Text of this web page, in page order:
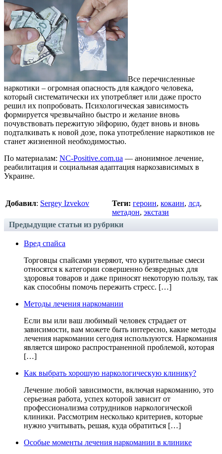
Все перечисленные
наркотики – огромная опасность для каждого человека,
который систематически их употребляет или даже просто
решил их попробовать. Психологическая зависимость
формируется чрезвычайно быстро и желание вновь
почувствовать пережитую эйфорию, будет вновь и вновь
подталкивать к новой дозе, пока употребление наркотиков не
станет жизненной необходимостью.
По материалам: NC-Positive.com.ua — анонимное лечение,
реабилитация и социальная адаптация наркозависимых в
Украине.
Добавил: Sergey Izvekov Теги: героин, кокаин, лсд,
метадон, экстази
Предыдущие статьи из рубрики
Вред спайса
Торговцы спайсами уверяют, что курительные смеси
относятся к категории совершенно безвредных для
здоровья товаров и даже приносят некоторую пользу, так
как способны помочь пережить стресс. […]
Методы лечения наркомании
Если вы или ваш любимый человек страдает от
зависимости, вам можете быть интересно, какие методы
лечения наркомании сегодня используются. Наркомания
является широко распространенной проблемой, которая
[…]
Как выбрать хорошую наркологическую клинику?
Лечение любой зависимости, включая наркоманию, это
серьезная работа, успех которой зависит от
профессионализма сотрудников наркологической
клиники. Рассмотрим несколько критериев, которые
нужно учитывать, решая, куда обратиться […]
Особые моменты лечения наркомании в клинике